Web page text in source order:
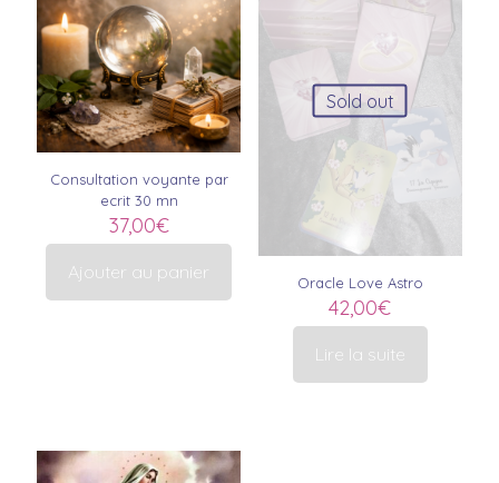
Consultation voyante par
ecrit 30 mn
37,00€
Ajouter au panier
Sold out
Oracle Love Astro
42,00€
Lire la suite